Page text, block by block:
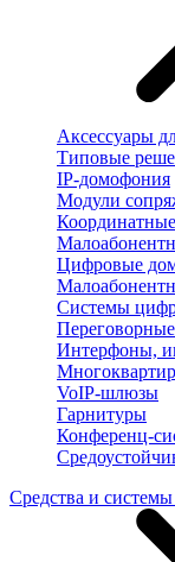
Аксессуары
Типовые
IP-домофония
Модули
Цифровые
Системы
Переговорные
Интерфоны,
VoIP-шлюзы
Гарнитуры
Конференц-
Средства и